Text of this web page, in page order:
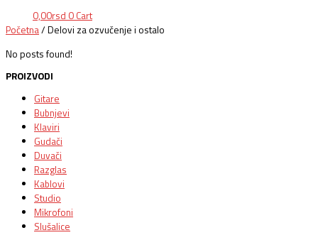
0,00rsd 0 Cart
Početna/ Delovi za ozvučenje i ostalo
No posts found!
PROIZVODI
Gitare
Bubnjevi
Klaviri
Gudači
Duvači
Razglas
Kablovi
Studio
Mikrofoni
Slušalice